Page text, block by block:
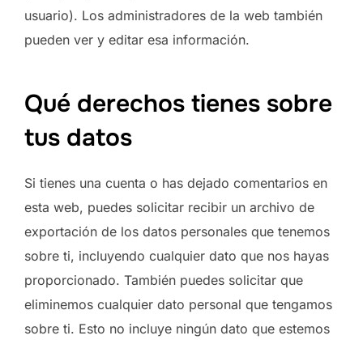
usuario). Los administradores de la web también
pueden ver y editar esa información.
Qué derechos tienes sobre
tus datos
Si tienes una cuenta o has dejado comentarios en
esta web, puedes solicitar recibir un archivo de
exportación de los datos personales que tenemos
sobre ti, incluyendo cualquier dato que nos hayas
proporcionado. También puedes solicitar que
eliminemos cualquier dato personal que tengamos
sobre ti. Esto no incluye ningún dato que estemos